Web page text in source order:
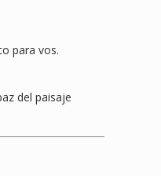
para vos.
del paisaje